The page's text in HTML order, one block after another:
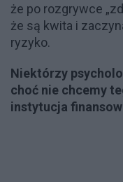
że po rozgrywce
że są kwita i
ryzyko.
Niektórzy
choć nie chcemy
instytucja